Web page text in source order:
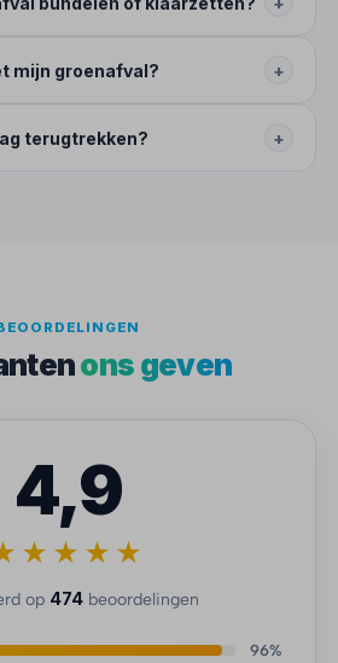
mijn groenafval? +
terugtrekken? +
ons geven
4,9
op 474 beoordelingen
96%